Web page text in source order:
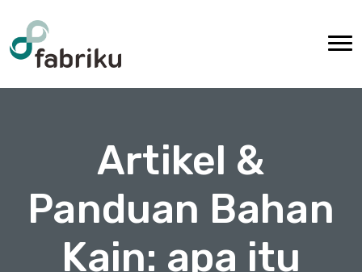
Artikel &
Panduan Bahan
Kain: apa itu